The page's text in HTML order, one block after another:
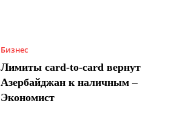
Бизнес
Лимиты card-to-card вернут
Азербайджан к наличным –
Экономист